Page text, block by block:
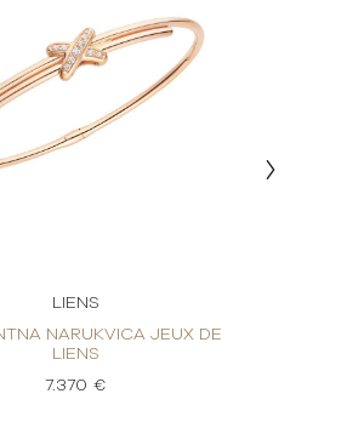
LIENS
NARUKVICA JEUX DE
LIENS
7.370 €